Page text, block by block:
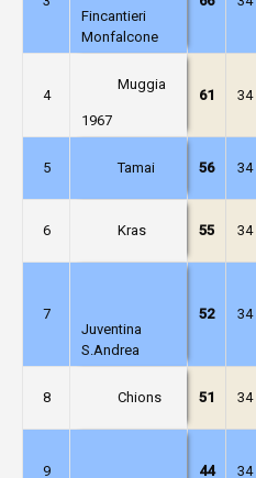
Fincantieri
Monfalcone
4
Muggia
1967
61 34
5 Tamai 56 34
6 Kras 55 34
7
Juventina
S.Andrea
52 34
8 Chions 51 34
9 44 34